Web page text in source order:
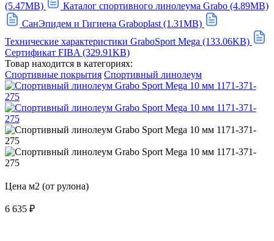
(5.47MB)
Каталог спортивного линолеума Grabo (4.89MB)
СанЭпидем и Гигиена Graboplast (1.31MB)
Технические характеристики GraboSport Mega (133.06KB)
Сертификат FIBA (329.91KB)
Товар находится в категориях:
Спортивные покрытия Спортивный линолеум
Цена м2 (от рулона)
6 635 ₽